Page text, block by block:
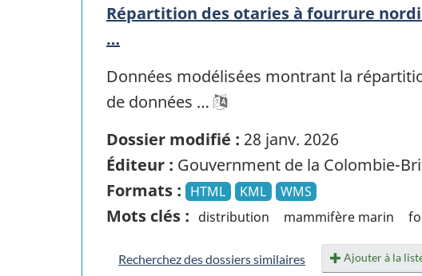
Répartition des otaries à fourrure
…
Données modélisées montrant la
de données …
Dossier modifié : 28 janv. 2026
Éditeur : Gouvernment de la Colombie-
Formats : HTML KML WMS
Mots clés : distribution mammifère marin
Recherchez des dossiers similaires Ajouter à la